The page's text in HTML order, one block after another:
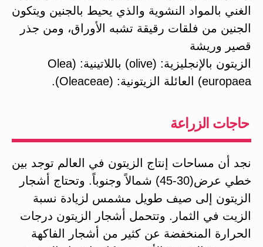
الغني بالمواد النشوية والذي يحيط بالجنين ويتكون
الجنين من فلقات رقيقة تشبه الأوراق، ومن جذر
قصير وريشة
الزيتون بالإنجليزية: (olive) باللاتينية: (Olea
europaea) العائلة الزيتونية: (Oleaceae).
حاجات الزراعة
نجد أن مساحات إنتاج الزيتون في العالم توجد بين
خطي عرض(30-45) شمالاً وجنوباً. وتحتاج أشجار
الزيتون إلى صيف طويل مشمس لزيادة نسبة
الزيت في الثمار. وتتحمل أشجار الزيتون درجات
الحرارة المنخفضة عن كثير من أشجار الفاكهة